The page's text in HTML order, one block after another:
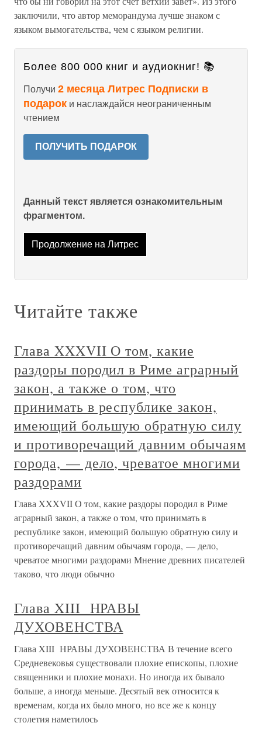
заключили, что автор меморандума лучше знаком с
языком вымогательства, чем с языком религии.
Более 800 000 книг и аудиокниг! 📚
Получи 2 месяца Литрес Подписки в
подарок и наслаждайся неограниченным
чтением
ПОЛУЧИТЬ ПОДАРОК
Данный текст является ознакомительным
фрагментом.
Продолжение на Литрес
Читайте также
Глава XXXVII О том, какие
раздоры породил в Риме аграрный
закон, а также о том, что
принимать в республике закон,
имеющий большую обратную силу
и противоречащий давним обычаям
города, — дело, чреватое многими
раздорами
Глава XXXVII О том, какие раздоры породил в Риме
аграрный закон, а также о том, что принимать в
республике закон, имеющий большую обратную силу и
противоречащий давним обычаям города, — дело,
чреватое многими раздорами Мнение древних писателей
таково, что люди обычно
Глава XIII НРАВЫ
ДУХОВЕНСТВА
Глава XIII НРАВЫ ДУХОВЕНСТВА В течение всего
Средневековья существовали плохие епископы, плохие
священники и плохие монахи. Но иногда их бывало
больше, а иногда меньше. Десятый век относится к
временам, когда их было много, но все же к концу
столетия наметилось